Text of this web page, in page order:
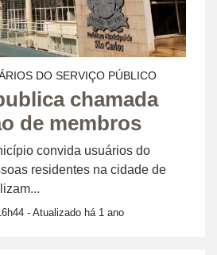
DO SERVIÇO PÚBLICO
chamada
de membros
convida usuários do
residentes na cidade de
- Atualizado há 1 ano